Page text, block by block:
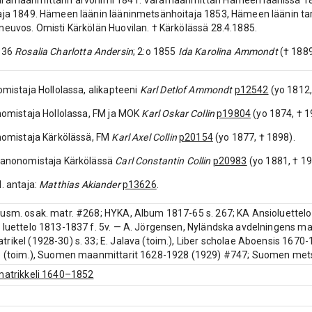
1849. Hämeen läänin lääninmetsänhoitaja 1853, Hämeen läänin
Omisti Kärkölän Huovilan. † Kärkölässä 28.4.1885.
Rosalia Charlotta Andersin; 2:o 1855 Ida Karolina Ammondt(†
Hollolassa, alikapteeni Karl Detlof Ammondt p12542 (yo
Hollolassa, FM ja MOK Karl Oskar Collinp19804(yo 1874, †
Kärkölässä, FM Karl Axel Collinp20154(yo 1877, † 1898).
Kärkölässä Carl Constantin Collin p20983 (yo 1881, †
antaja: Matthias Akiander p13626
osak. matr. #268; HYKA, Album 1817-65 s. 267; KA
luettelo 1813-1837 f. 5v. — A. Jörgensen, Nyländska avdelningens
(1928-30) s. 33; E. Jalava (toim.), Liber scholae Aboensis
(toim.), Suomen maanmittarit 1628-1928 (1929) #747; Suomen
1640–1852